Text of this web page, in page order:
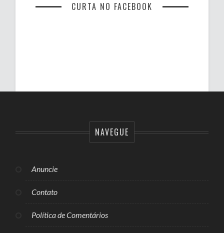
CURTA NO FACEBOOK
NAVEGUE
Anuncie
Contato
Política de Comentários